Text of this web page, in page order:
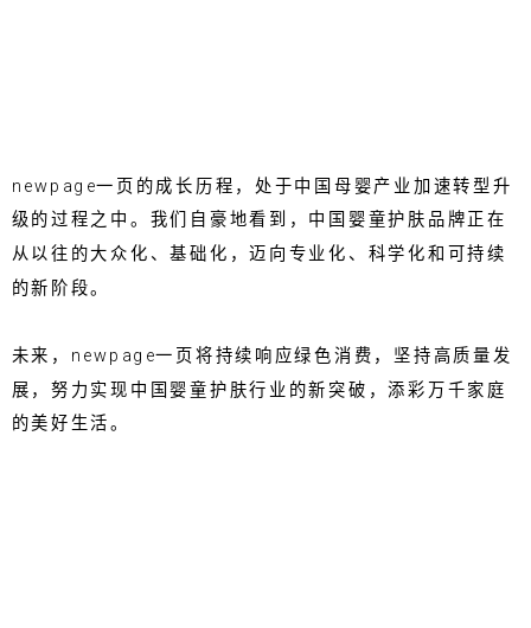
newpage一页的成长历程，处于中国母婴产业加速转型升
级的过程之中。我们自豪地看到，中国婴童护肤品牌正在
从以往的大众化、基础化，迈向专业化、科学化和可持续
的新阶段。
未来，newpage一页将持续响应绿色消费，坚持高质量发
展，努力实现中国婴童护肤行业的新突破，添彩万千家庭
的美好生活。